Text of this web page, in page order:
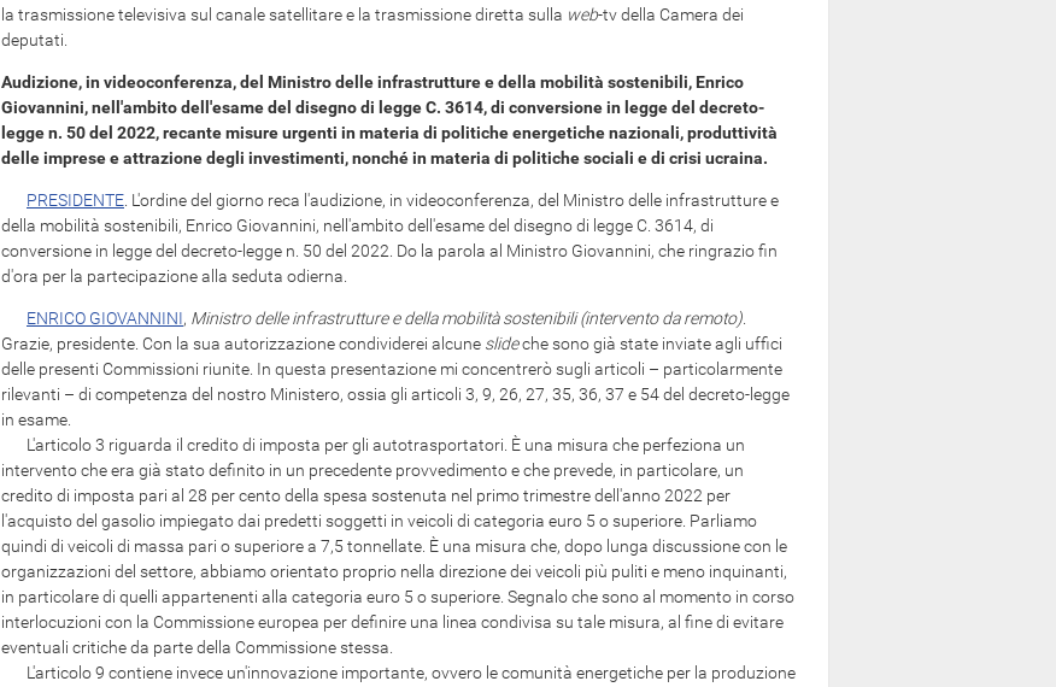
la trasmissione televisiva sul canale satellitare e la trasmissione diretta sulla web-tv della Camera dei
deputati.
Audizione, in videoconferenza, del Ministro delle infrastrutture e della mobilità sostenibili, Enrico
Giovannini, nell'ambito dell'esame del disegno di legge C. 3614, di conversione in legge del decreto-
legge n. 50 del 2022, recante misure urgenti in materia di politiche energetiche nazionali, produttività
delle imprese e attrazione degli investimenti, nonché in materia di politiche sociali e di crisi ucraina.
PRESIDENTE . L'ordine del giorno reca l'audizione, in videoconferenza, del Ministro delle infrastrutture e
della mobilità sostenibili, Enrico Giovannini, nell'ambito dell'esame del disegno di legge C. 3614, di
conversione in legge del decreto-legge n. 50 del 2022. Do la parola al Ministro Giovannini, che ringrazio fin
d'ora per la partecipazione alla seduta odierna.
ENRICO GIOVANNINI, Ministro delle infrastrutture e della mobilità sostenibili (intervento da remoto)
Grazie, presidente. Con la sua autorizzazione condividerei alcune slideche sono già state inviate agli uffici
delle presenti Commissioni riunite. In questa presentazione mi concentrerò sugli articoli – particolarmente
rilevanti – di competenza del nostro Ministero, ossia gli articoli 3, 9, 26, 27, 35, 36, 37 e 54 del decreto-legge
in esame.
L'articolo 3 riguarda il credito di imposta per gli autotrasportatori. È una misura che perfeziona un
intervento che era già stato definito in un precedente provvedimento e che prevede, in particolare, un
credito di imposta pari al 28 per cento della spesa sostenuta nel primo trimestre dell'anno 2022 per
l'acquisto del gasolio impiegato dai predetti soggetti in veicoli di categoria euro 5 o superiore. Parliamo
quindi di veicoli di massa pari o superiore a 7,5 tonnellate. È una misura che, dopo lunga discussione con le
organizzazioni del settore, abbiamo orientato proprio nella direzione dei veicoli più puliti e meno inquinanti,
in particolare di quelli appartenenti alla categoria euro 5 o superiore. Segnalo che sono al momento in corso
interlocuzioni con la Commissione europea per definire una linea condivisa su tale misura, al fine di evitare
eventuali critiche da parte della Commissione stessa.
L'articolo 9 contiene invece un'innovazione importante, ovvero le comunità energetiche per la produzione